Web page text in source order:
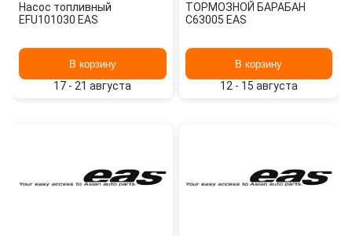
Насос топливный
EFU101030 EAS
В корзину
17 - 21 августа
ТОРМОЗНОЙ БАРАБАН
C63005 EAS
В корзину
12 - 15 августа